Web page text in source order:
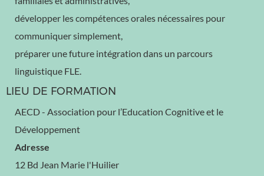
développer les compétences orales nécessaires pour
communiquer simplement,
préparer une future intégration dans un parcours
linguistique FLE.
LIEU DE FORMATION
AECD - Association pour l’Education Cognitive et le
Développement
Adresse
12 Bd Jean Marie l'Huilier